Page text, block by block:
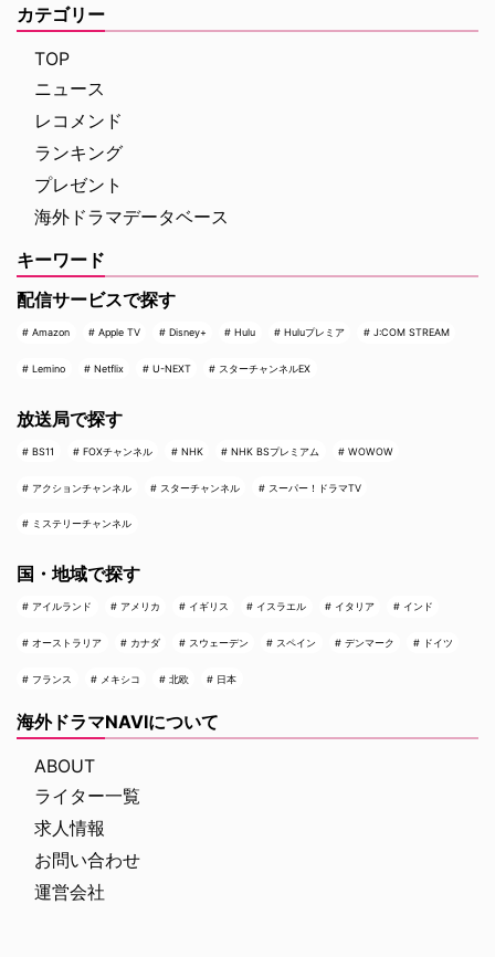
カテゴリー
TOP
ニュース
レコメンド
ランキング
プレゼント
海外ドラマデータベース
キーワード
配信サービスで探す
Amazon Apple TV Disney+ Hulu Huluプレミア J:COM STREAM
Lemino Netflix U-NEXT スターチャンネルEX
放送局で探す
BS11 FOXチャンネル NHK NHK BSプレミアム WOWOW
アクションチャンネル スターチャンネル スーパー！ドラマTV
ミステリーチャンネル
国・地域で探す
アイルランド アメリカ イギリス イスラエル イタリア インド
オーストラリア カナダ スウェーデン スペイン デンマーク ドイツ
フランス メキシコ 北欧 日本
海外ドラマNAVIについて
ABOUT
ライター一覧
求人情報
お問い合わせ
運営会社